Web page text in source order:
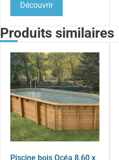
Découvrir
Produits similaires
Piscine bois Océa 8,60 x